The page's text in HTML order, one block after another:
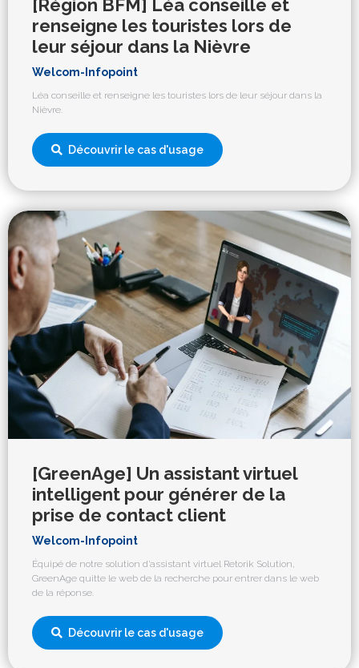
[Région BFM] Léa conseille et
renseigne les touristes lors de
leur séjour dans la Nièvre
Welcom-Infopoint
Léa conseille et renseigne les touristes lors de leur séjour dans la
Nièvre.
Découvrir le cas d'usage
[GreenAge] Un assistant virtuel
intelligent pour générer de la
prise de contact client
Welcom-Infopoint
Équipé de notre solution d’assistant virtuel Retorik Solution,
GreenAge quitte le web de la recherche pour entrer dans le web
de la réponse.
Découvrir le cas d'usage